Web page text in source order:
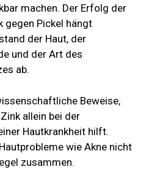
machen. Der Erfolg der
gegen Pickel hängt
der Haut, der
und der Art des
ab.
Beweise,
allein bei der
Hautkrankheit hilft.
wie Akne nicht
zusammen.